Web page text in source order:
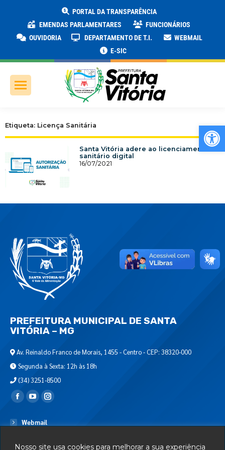
Nosso site usa cookies para melhorar a sua experiência
PORTAL DA TRANSPARÊNCIA
EMENDAS PARLAMENTARES
FUNCIONÁRIOS
OUVIDORIA
DEPARTAMENTO DE T.I.
WEBMAIL
E-SIC
Etiqueta: Licença Sanitária
Santa Vitória adere ao licenciamento
sanitário digital
16/07/2021
PREFEITURA MUNICIPAL DE SANTA
VITÓRIA – MG
Av. Reinaldo Franco de Morais, 1455 - Centro - CEP: 38320-000
Segunda à Sexta: 12h às 18h
(34) 3251-8500
Encontre-nos em:
Webmail